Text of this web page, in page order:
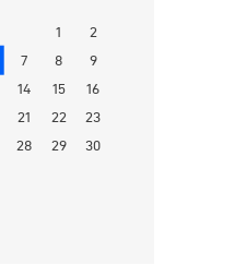
1
2
7 8
9
14 15
16
21 22
23
28 29
30